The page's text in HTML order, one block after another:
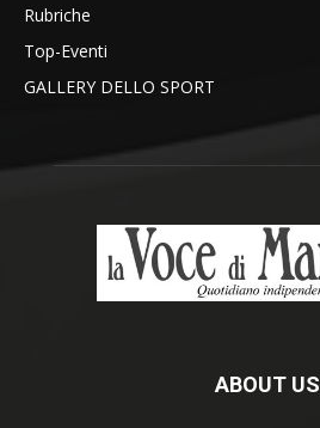
Rubriche
Top-Eventi
GALLERY DELLO SPORT
ABOUT US